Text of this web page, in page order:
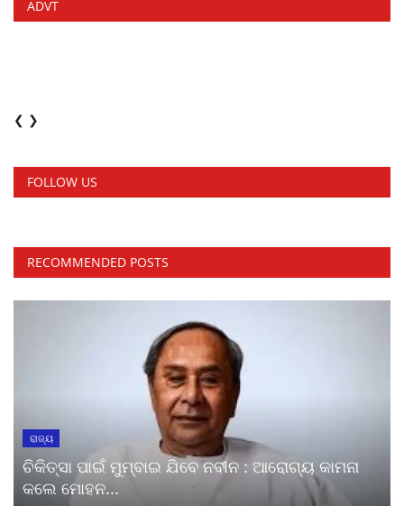
ADVT
❮ ❯
FOLLOW US
RECOMMENDED POSTS
ରାଜ୍ୟ
ଚିକିତ୍ସା ପାଇଁ ମୁମ୍ବାଇ ଯିବେ ନବୀନ : ଆରୋଗ୍ୟ କାମନା
କଲେ ମୋହନ...